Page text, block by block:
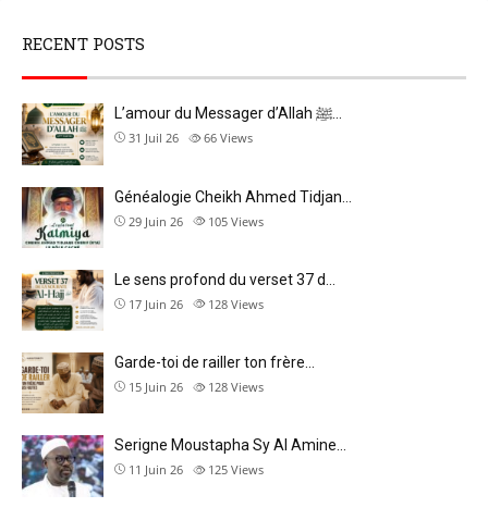
RECENT POSTS
L’amour du Messager d’Allah ﷺ…
31 Juil 26 66 Views
Généalogie Cheikh Ahmed Tidjan…
29 Juin 26 105 Views
Le sens profond du verset 37 d…
17 Juin 26 128 Views
Garde-toi de railler ton frère…
15 Juin 26 128 Views
Serigne Moustapha Sy Al Amine…
11 Juin 26 125 Views